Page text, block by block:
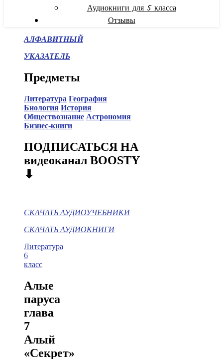
Аудиокниги для 5 класса
Отзывы
АЛФАВИТНЫЙ
УКАЗАТЕЛЬ
Предметы
Литература География
Биология История
Обществознание Астрономия
Бизнес-книги
ПОДПИСАТЬСЯ НА
видеоканал BOOSTY
⬇
СКАЧАТЬ АУДИОУЧЕБНИКИ
СКАЧАТЬ АУДИОКНИГИ
Литература
6
класс
Алые
паруса
глава
7
Алый
«Секрет»